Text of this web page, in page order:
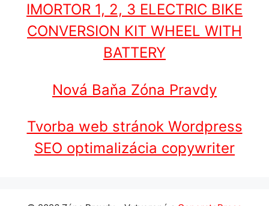
IMORTOR 1, 2, 3 ELECTRIC BIKE
CONVERSION KIT WHEEL WITH
BATTERY
Nová Baňa Zóna Pravdy
Tvorba web stránok Wordpress
SEO optimalizácia copywriter